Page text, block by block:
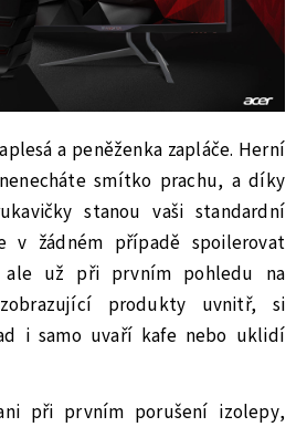
a peněženka zapláče. Herní
smítko prachu, a díky
stanou vaši standardní
v žádném případě spoilerovat
ale už při prvním pohledu na
produkty uvnitř, si
i samo uvaří kafe nebo uklidí
při prvním porušení izolepy,